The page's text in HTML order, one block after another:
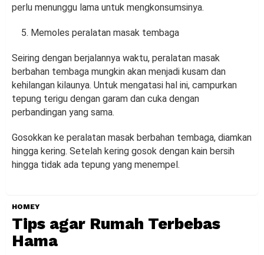
perlu menunggu lama untuk mengkonsumsinya.
Memoles peralatan masak tembaga
Seiring dengan berjalannya waktu, peralatan masak
berbahan tembaga mungkin akan menjadi kusam dan
kehilangan kilaunya. Untuk mengatasi hal ini, campurkan
tepung terigu dengan garam dan cuka dengan
perbandingan yang sama.
Gosokkan ke peralatan masak berbahan tembaga, diamkan
hingga kering. Setelah kering gosok dengan kain bersih
hingga tidak ada tepung yang menempel.
HOMEY
Tips agar Rumah Terbebas
Hama